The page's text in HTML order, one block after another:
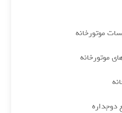
موتورخانه
موتورخانه
دوجداره